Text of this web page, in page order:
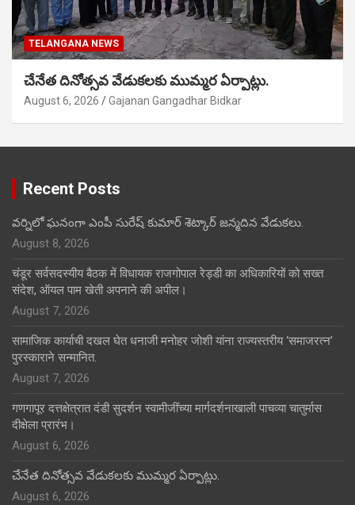
TELANGANA NEWS
చేనేత దినోత్సవ వేడుకలకు ముమ్మర ఏర్పాట్లు.
August 6, 2026 Gajanan Gangadhar Bidkar
Recent Posts
వర్నిలో ఘనంగా ఎంపీ సురేష్ కుమార్ శెట్కార్ జన్మదిన వేడుకలు.
August 8, 2026
चंडूर सर्वसदस्यीय बैठक में विधायक राजगोपाल रेड्डी का अधिकारियों को सख्त
संदेश, ऑयल पाम खेती अपनाने की अपील।
August 7, 2026
सामाजिक कार्याची दखल घेत धनाजी मनोहर जोशी यांना राज्यस्तरीय ‘समाजरत्न’
पुरस्काराने सन्मानित.
August 7, 2026
गणगापूर दत्तक्षेत्रात दंडी सुदर्शन स्वामीजींच्या मार्गदर्शनाखाली पाचव्या चातुर्मास
दीक्षेला प्रारंभ।
August 6, 2026
చేనేత దినోత్సవ వేడుకలకు ముమ్మర ఏర్పాట్లు.
August 6, 2026